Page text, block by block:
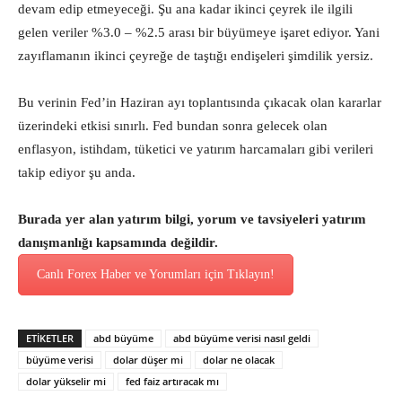
devam edip etmeyeceği. Şu ana kadar ikinci çeyrek ile ilgili
gelen veriler %3.0 – %2.5 arası bir büyümeye işaret ediyor. Yani
zayıflamanın ikinci çeyreğe de taştığı endişeleri şimdilik yersiz.
Bu verinin Fed’in Haziran ayı toplantısında çıkacak olan kararlar
üzerindeki etkisi sınırlı. Fed bundan sonra gelecek olan
enflasyon, istihdam, tüketici ve yatırım harcamaları gibi verileri
takip ediyor şu anda.
Burada yer alan yatırım bilgi, yorum ve tavsiyeleri yatırım
danışmanlığı kapsamında değildir.
Canlı Forex Haber ve Yorumları için Tıklayın!
ETİKETLER abd büyüme
abd büyüme verisi nasıl geldi
büyüme verisi
dolar düşer mi
dolar ne olacak
dolar yükselir mi
fed faiz artıracak mı